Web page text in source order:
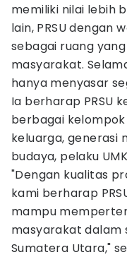
memiliki nilai lebih
lain, PRSU dengan
sebagai ruang
masyarakat.
hanya menyasar
Ia berharap PRSU
berbagai
keluarga, generasi
budaya, pelaku
"Dengan kualitas
kami berharap
mampu
masyarakat dalam
Sumatera Utara,"